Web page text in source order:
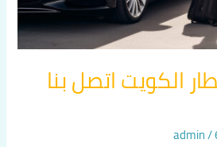
الكويت اتصل بنا
/
admin